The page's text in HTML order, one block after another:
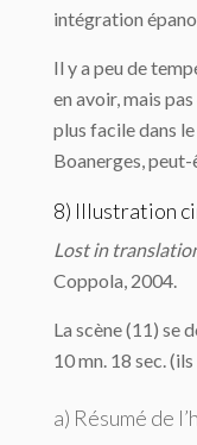
intégration
Il y a peu de
en avoir, mais
plus facile dans
Boanerges,
8) Illustration
Lost in
Coppola, 2004.
La scène (11) se
10 mn. 18 sec.
a) Résumé de